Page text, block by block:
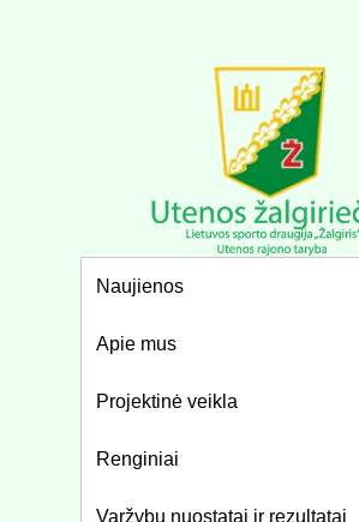
Naujienos
Apie mus
Projektinė veikla
Renginiai
Varžybų nuostatai ir rezultatai